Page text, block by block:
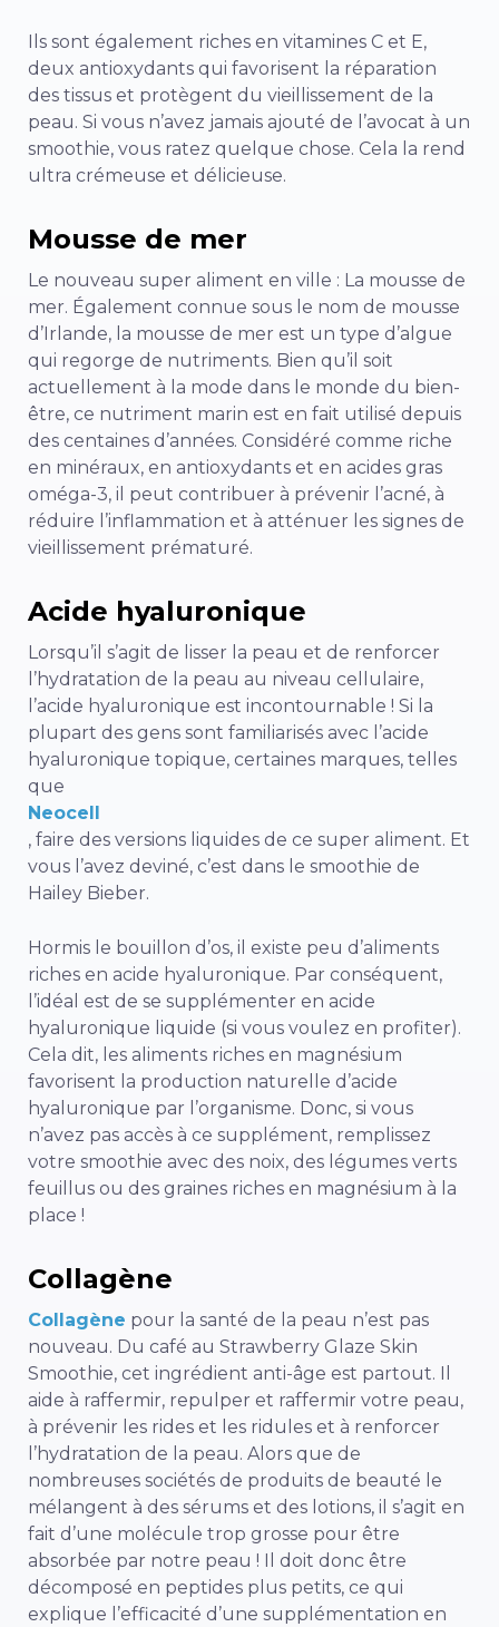
Ils sont également riches en vitamines C et E,
deux antioxydants qui favorisent la réparation
des tissus et protègent du vieillissement de la
peau. Si vous n’avez jamais ajouté de l’avocat à un
smoothie, vous ratez quelque chose. Cela la rend
ultra crémeuse et délicieuse.
Mousse de mer
Le nouveau super aliment en ville : La mousse de
mer. Également connue sous le nom de mousse
d’Irlande, la mousse de mer est un type d’algue
qui regorge de nutriments. Bien qu’il soit
actuellement à la mode dans le monde du bien-
être, ce nutriment marin est en fait utilisé depuis
des centaines d’années. Considéré comme riche
en minéraux, en antioxydants et en acides gras
oméga-3, il peut contribuer à prévenir l’acné, à
réduire l’inflammation et à atténuer les signes de
vieillissement prématuré.
Acide hyaluronique
Lorsqu’il s’agit de lisser la peau et de renforcer
l’hydratation de la peau au niveau cellulaire,
l’acide hyaluronique est incontournable ! Si la
plupart des gens sont familiarisés avec l’acide
hyaluronique topique, certaines marques, telles
que
Neocell
, faire des versions liquides de ce super aliment. Et
vous l’avez deviné, c’est dans le smoothie de
Hailey Bieber.
Hormis le bouillon d’os, il existe peu d’aliments
riches en acide hyaluronique. Par conséquent,
l’idéal est de se supplémenter en acide
hyaluronique liquide (si vous voulez en profiter).
Cela dit, les aliments riches en magnésium
favorisent la production naturelle d’acide
hyaluronique par l’organisme. Donc, si vous
n’avez pas accès à ce supplément, remplissez
votre smoothie avec des noix, des légumes verts
feuillus ou des graines riches en magnésium à la
place !
Collagène
Collagène pour la santé de la peau n’est pas
nouveau. Du café au Strawberry Glaze Skin
Smoothie, cet ingrédient anti-âge est partout. Il
aide à raffermir, repulper et raffermir votre peau,
à prévenir les rides et les ridules et à renforcer
l’hydratation de la peau. Alors que de
nombreuses sociétés de produits de beauté le
mélangent à des sérums et des lotions, il s’agit en
fait d’une molécule trop grosse pour être
absorbée par notre peau ! Il doit donc être
décomposé en peptides plus petits, ce qui
explique l’efficacité d’une supplémentation en